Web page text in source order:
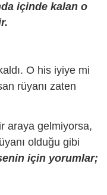
içinde kalan o
O his iyiye mi
rüyanı zaten
araya gelmiyorsa,
olduğu gibi
için yorumlar;